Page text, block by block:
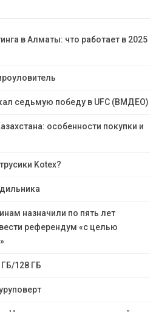
в Алматы: что работает в 2025
седьмую победу в UFC (ВМДЕО)
особенности покупки и
Kotex?
назначили по пять лет
референдум «с целью
ГБ/128 ГБ